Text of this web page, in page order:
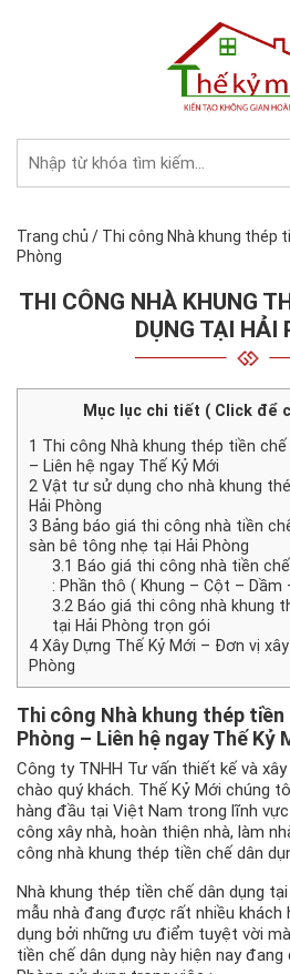
Trang chủ / Thi công Nhà khung thép
Phòng
THI CÔNG NHÀ KHUNG
DỤNG TẠI HẢI
Mục lục chi tiết ( Click để
1 Thi công Nhà khung thép tiền
– Liên hệ ngay Thế Kỷ Mới
2 Vật tư sử dụng cho nhà khung
Hải Phòng
3 Bảng báo giá thi công nhà tiền
sàn bê tông nhẹ tại Hải Phòng
3.1 Báo giá thi công nhà tiền
: Phần thô ( Khung – Cột – Dầm
3.2 Báo giá thi công nhà khung
tại Hải Phòng trọn gói
4 Xây Dựng Thế Kỷ Mới – Đơn vị
Phòng
Thi công Nhà khung thép tiền
Phòng – Liên hệ ngay Thế Kỷ
Công ty TNHH Tư vấn thiết kế và
chào quý khách. Thế Kỷ Mới chúng
hàng đầu tại Việt Nam trong lĩnh
công xây nhà, hoàn thiện nhà, làm
công nhà khung thép tiền chế dân
Nhà khung thép tiền chế dân dụng
mẫu nhà đang được rất nhiều khách
dụng bởi những ưu điểm tuyệt vời
tiền chế dân dụng này hiện nay